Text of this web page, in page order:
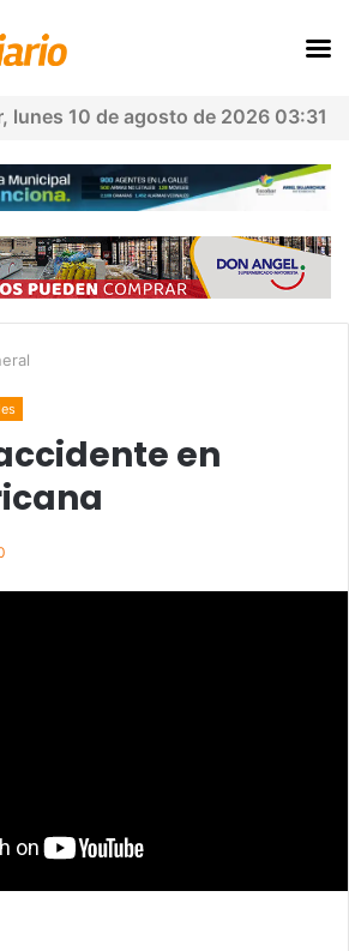
lunes 10 de agosto de 2026 03:31
en